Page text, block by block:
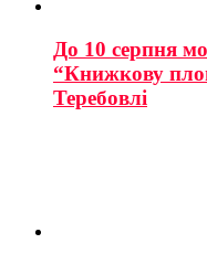
До 10 серпня
“Книжкову
Теребовлі